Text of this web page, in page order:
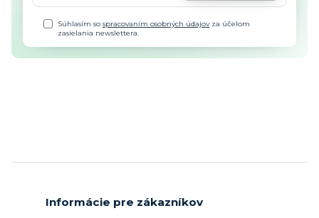
Súhlasím sospracovaním osobných údajovza účelom
zasielania newslettera.
Informácie pre zákazníkov